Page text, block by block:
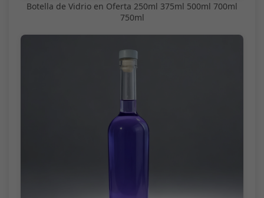
Botella de Vidrio en Oferta 250ml 375ml 500ml 700ml
750ml